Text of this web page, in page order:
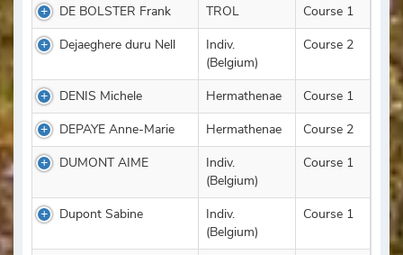
DE BOLSTER Frank
TROL
Course 1
Dejaeghere duru Nell
Indiv.
(Belgium)
Course 2
DENIS Michele Hermathenae
Course 1
DEPAYE Anne-Marie
Hermathenae
Course 2
DUMONT AIME
Indiv.
(Belgium)
Course 1
Dupont Sabine
Indiv.
(Belgium)
Course 1